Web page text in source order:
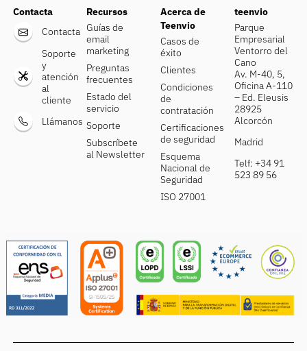
Contacta
Contacta
Soporte
y
atención
al
cliente
Llámanos
Recursos
Guías de
email
marketing
Preguntas
frecuentes
Estado del
servicio
Soporte
Subscríbete
al Newsletter
Acerca de
Teenvio
Casos de
éxito
Clientes
Condiciones
de
contratación
Certificaciones
de seguridad
Esquema
Nacional de
Seguridad
ISO 27001
teenvio
Parque
Empresarial
Ventorro del
Cano
Av. M-40, 5,
Oficina A-110
– Ed. Eleusis
28925
Alcorcón
Madrid
Telf: +34 91
523 89 56